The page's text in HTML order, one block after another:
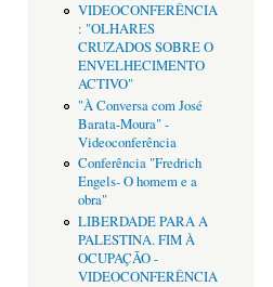
VIDEOCONFERÊNCIA
: "OLHARES
CRUZADOS SOBRE O
ENVELHECIMENTO
ACTIVO"
"À Conversa com José
Barata-Moura" -
Videoconferência
Conferência "Fredrich
Engels- O homem e a
obra"
LIBERDADE PARA A
PALESTINA. FIM À
OCUPAÇÃO -
VIDEOCONFERÊNCIA